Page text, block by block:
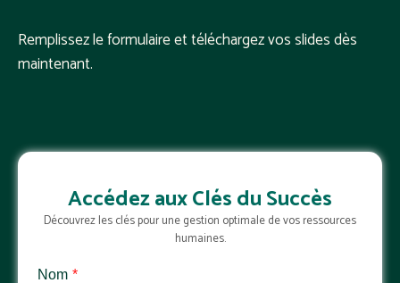
Remplissez le formulaire et téléchargez vos slides dès
maintenant.
Accédez aux Clés du Succès
Découvrez les clés pour une gestion optimale de vos ressources
humaines.
Nom *